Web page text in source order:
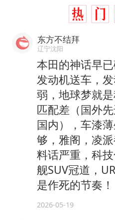
东方不结拜
辽宁沈阳
本田的神话早
发动机送车，
弱，地球梦就
匹配差（国外
国内），车漆
够，雅阁，凌
料话严重，科
舰SUV冠道，
是作死的节奏！
2026-05-19